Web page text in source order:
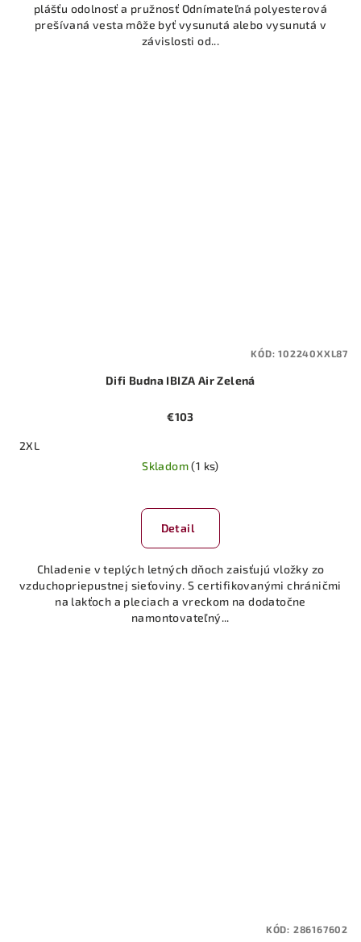
plášťu odolnosť a pružnosť Odnímateľná polyesterová
prešívaná vesta môže byť vysunutá alebo vysunutá v
závislosti od...
Difi Budna IBIZA Air Zelená
€103
2XL
Skladom(1 ks)
Detail
Chladenie v teplých letných dňoch zaisťujú vložky zo
vzduchopriepustnej sieťoviny. S certifikovanými chráničmi
na lakťoch a pleciach a vreckom na dodatočne
namontovateľný...
KÓD:102240XXL87
KÓD: 286167602